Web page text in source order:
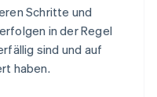
Schritte und
in der Regel
sind und auf
haben.